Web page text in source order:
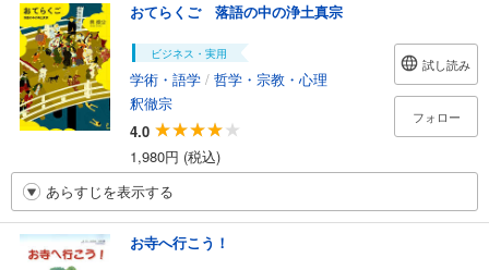
おてらくご 落語の中の浄土真宗
ビジネス・実用
学術・語学 / 哲学・宗教・心理
釈徹宗
4.0
1,980円 (税込)
試し読み
フォロー
あらすじを表示する
お寺へ行こう！